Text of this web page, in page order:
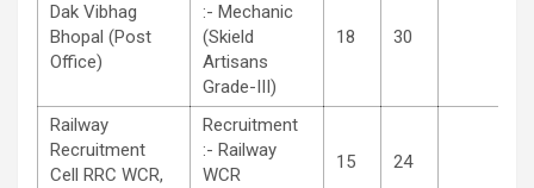
Dak Vibhag
Bhopal (Post
Office)
:- Mechanic
(Skield
Artisans
Grade-III)
18 30
Railway
Recruitment
Cell RRC WCR,
Recruitment
:- Railway
WCR
15 24